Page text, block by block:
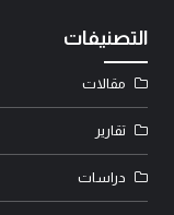
التصنيفات
مقالات
تقارير
دراسات